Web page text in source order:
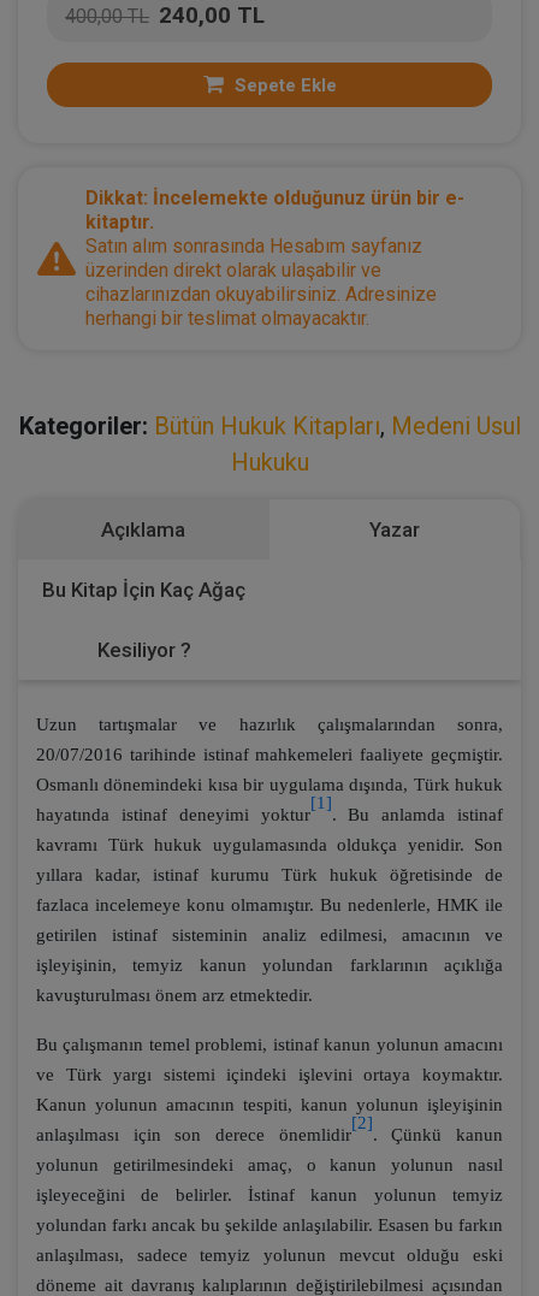
400,00 TL 240,00 TL
Sepete Ekle
Dikkat: İncelemekte olduğunuz ürün bir e-
kitaptır.
Satın alım sonrasında Hesabım sayfanız
üzerinden direkt olarak ulaşabilir ve
cihazlarınızdan okuyabilirsiniz. Adresinize
herhangi bir teslimat olmayacaktır.
Kategoriler: Bütün Hukuk Kitapları, Medeni Usul
Hukuku
Açıklama Yazar
Bu Kitap İçin Kaç Ağaç
Kesiliyor ?
Uzun tartışmalar ve hazırlık çalışmalarından sonra,
20/07/2016 tarihinde istinaf mahkemeleri faaliyete geçmiştir.
Osmanlı dönemindeki kısa bir uygulama dışında, Türk hukuk
hayatında istinaf deneyimi yoktur
[1]
. Bu anlamda istinaf
kavramı Türk hukuk uygulamasında oldukça yenidir. Son
yıllara kadar, istinaf kurumu Türk hukuk öğretisinde de
fazlaca incelemeye konu olmamıştır. Bu nedenlerle, HMK ile
getirilen istinaf sisteminin analiz edilmesi, amacının ve
işleyişinin, temyiz kanun yolundan farklarının açıklığa
kavuşturulması önem arz etmektedir.
Bu çalışmanın temel problemi, istinaf kanun yolunun amacını
ve Türk yargı sistemi içindeki işlevini ortaya koymaktır.
Kanun yolunun amacının tespiti, kanun yolunun işleyişinin
anlaşılması için son derece önemlidir
[2]
. Çünkü kanun
yolunun getirilmesindeki amaç, o kanun yolunun nasıl
işleyeceğini de belirler. İstinaf kanun yolunun temyiz
yolundan farkı ancak bu şekilde anlaşılabilir. Esasen bu farkın
anlaşılması, sadece temyiz yolunun mevcut olduğu eski
döneme ait davranış kalıplarının değiştirilebilmesi açısından